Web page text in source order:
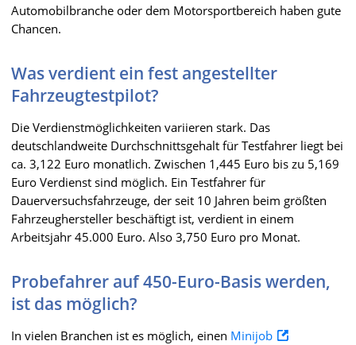
Automobilbranche oder dem Motorsportbereich haben gute
Chancen.
Was verdient ein fest angestellter
Fahrzeugtestpilot?
Die Verdienstmöglichkeiten variieren stark. Das
deutschlandweite Durchschnittsgehalt für Testfahrer liegt bei
ca. 3,122 Euro monatlich. Zwischen 1,445 Euro bis zu 5,169
Euro Verdienst sind möglich. Ein Testfahrer für
Dauerversuchsfahrzeuge, der seit 10 Jahren beim größten
Fahrzeughersteller beschäftigt ist, verdient in einem
Arbeitsjahr 45.000 Euro. Also 3,750 Euro pro Monat.
Probefahrer auf 450-Euro-Basis werden,
ist das möglich?
In vielen Branchen ist es möglich, einen Minijob